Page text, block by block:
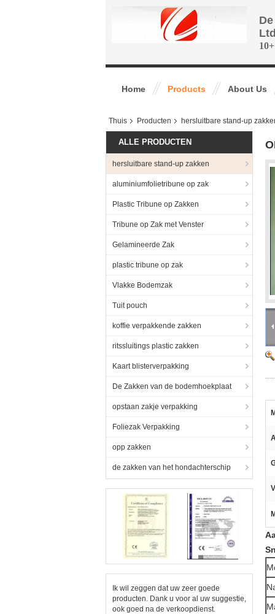
Ltd
Home Products About Us
Thuis Producten hersluitbare stand-up
ALLE PRODUCTEN
hersluitbare stand-up zakken
aluminiumfolietribune op zak
Plastic Tribune op Zakken
Tribune op Zak met Venster
Gelamineerde Zak
plastic tribune op zak
Vlakke Bodemzak
Tuit pouch
koffie verpakkende zakken
ritssluitings plastic zakken
Kaart blisterverpakking
De Zakken van de bodemhoekplaat
opstaan zakje verpakking
Foliezak Verpakking
opp zakken
de zakken van het hondachterschip
Ik wil zeggen dat uw zeer goede
producten. Dank u voor al uw suggestie,
ook goed na de verkoopdienst.